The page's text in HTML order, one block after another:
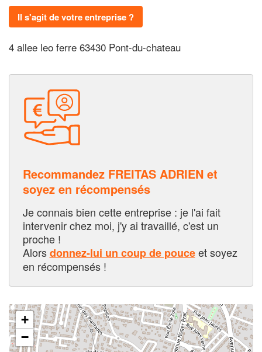
Il s'agit de votre entreprise ?
4 allee leo ferre 63430 Pont-du-chateau
Recommandez FREITAS ADRIEN et
soyez en récompensés
Je connais bien cette entreprise : je l'ai fait
intervenir chez moi, j'y ai travaillé, c'est un
proche !
Alorsdonnez-lui un coup de pouceet soyez
en récompensés !
+
−